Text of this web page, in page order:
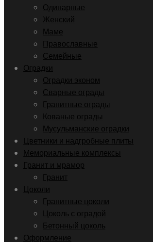
Одинарные
Женский
Маме
Православные
Семейные
Оградки
Оградки эконом
Сварные ограды
Гранитные ограды
Кованые ограды
Мусульманские оградки
Цветники и надгробные плиты
Мемориальные комплексы
Гранит и мрамор
Гранит
Цоколи
Гранитные цоколи
Цоколь с оградой
Бетонный цоколь
Оформление